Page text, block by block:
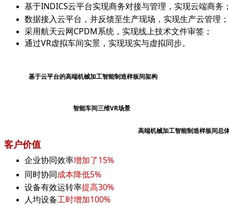
基于INDICS云平台实现商务对接与管理，实现云端商务
数据接入云平台，并反馈至生产现场，实现生产云管理；
采用航天云网CPDM系统，实现线上技术文件审签；
通过VR虚拟车间实景，实现现实与虚拟同步。
基于云平台的高端机械加工智能制造样板间架构
智能车间三维VR场景
高端机械加工智能制造样板间总
客户价值
企业协同效率增加了15%
同时协同成本降低5%
设备有效运转率提高30%
人均设备工时增加100%